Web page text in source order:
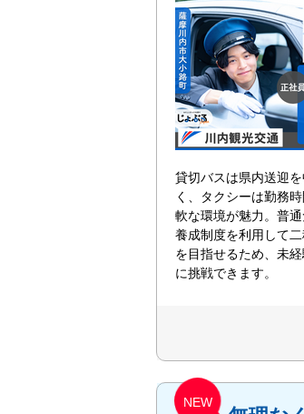
貸切バスは県内送迎
く、タクシーは勤務
軟な環境が魅力。普
養成制度を利用して
を目指せるため、未
に挑戦できます。
NEW